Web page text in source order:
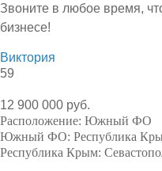
Звоните в любое время,
бизнесе!
Виктория
59
12 900 000 руб.
Расположение: Южный ФО
Южный ФО: Республика
Республика Крым: